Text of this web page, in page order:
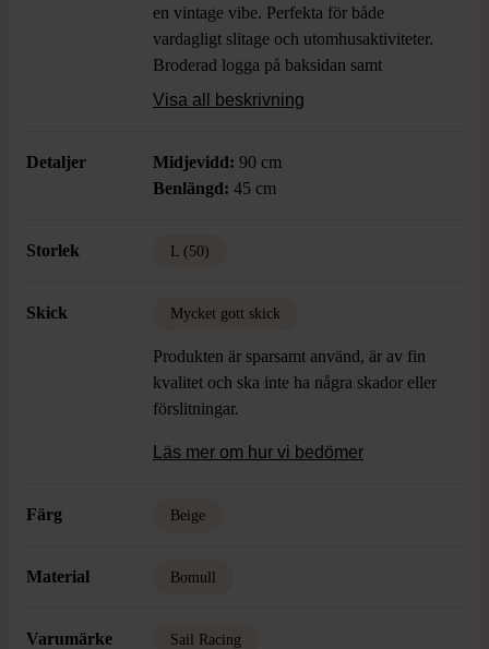
en vintage vibe. Perfekta för både
vardagligt slitage och utomhusaktiviteter.
Broderad logga på baksidan samt
praktiska fickor fram och bak.
Visa all beskrivning
Detaljer Midjevidd: 90 cm
Benlängd: 45 cm
Storlek L (50)
Skick Mycket gott skick
Produkten är sparsamt använd, är av fin
kvalitet och ska inte ha några skador eller
förslitningar.
Läs mer om hur vi bedömer
Färg Beige
Material Bomull
Varumärke Sail Racing